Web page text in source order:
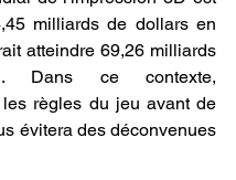
milliards de dollars en
atteindre 69,26 milliards
Dans ce contexte,
les règles du jeu avant de
évitera des déconvenues